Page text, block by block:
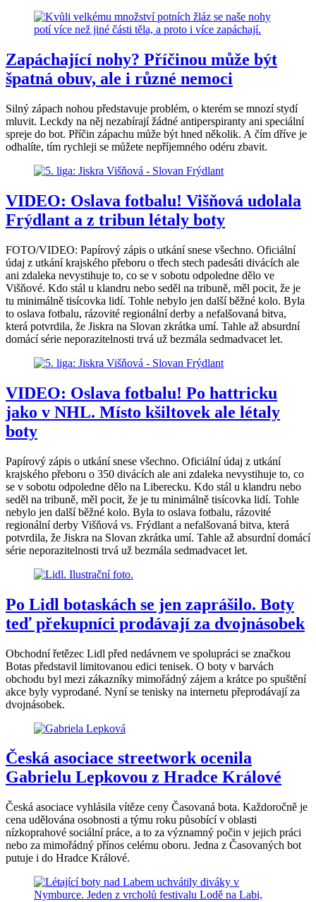
Zapáchající nohy? Příčinou může být
špatná obuv, ale i různé nemoci
Silný zápach nohou představuje problém, o kterém se mnozí stydí
mluvit. Leckdy na něj nezabírají žádné antiperspiranty ani speciální
spreje do bot. Příčin zápachu může být hned několik. A čím dříve je
odhalíte, tím rychleji se můžete nepříjemného odéru zbavit.
VIDEO: Oslava fotbalu! Višňová udolala
Frýdlant a z tribun létaly boty
FOTO/VIDEO: Papírový zápis o utkání snese všechno. Oficiální
údaj z utkání krajského přeboru o třech stech padesáti divácích ale
ani zdaleka nevystihuje to, co se v sobotu odpoledne dělo ve
Višňové. Kdo stál u klandru nebo seděl na tribuně, měl pocit, že je
tu minimálně tisícovka lidí. Tohle nebylo jen další běžné kolo. Byla
to oslava fotbalu, rázovité regionální derby a nefalšovaná bitva,
která potvrdila, že Jiskra na Slovan zkrátka umí. Tahle až absurdní
domácí série neporazitelnosti trvá už bezmála sedmadvacet let.
VIDEO: Oslava fotbalu! Po hattricku
jako v NHL. Místo kšiltovek ale létaly
boty
Papírový zápis o utkání snese všechno. Oficiální údaj z utkání
krajského přeboru o 350 divácích ale ani zdaleka nevystihuje to, co
se v sobotu odpoledne dělo na Liberecku. Kdo stál u klandru nebo
seděl na tribuně, měl pocit, že je tu minimálně tisícovka lidí. Tohle
nebylo jen další běžné kolo. Byla to oslava fotbalu, rázovité
regionální derby Višňová vs. Frýdlant a nefalšovaná bitva, která
potvrdila, že Jiskra na Slovan zkrátka umí. Tahle až absurdní domácí
série neporazitelnosti trvá už bezmála sedmadvacet let.
Po Lidl botaskách se jen zaprášilo. Boty
teď překupníci prodávají za dvojnásobek
Obchodní řetězec Lidl před nedávnem ve spolupráci se značkou
Botas představil limitovanou edici tenisek. O boty v barvách
obchodu byl mezi zákazníky mimořádný zájem a krátce po spuštění
akce byly vyprodané. Nyní se tenisky na internetu přeprodávají za
dvojnásobek.
Česká asociace streetwork ocenila
Gabrielu Lepkovou z Hradce Králové
Česká asociace vyhlásila vítěze ceny Časovaná bota. Každoročně je
cena udělována osobnosti a týmu roku působící v oblasti
nízkoprahové sociální práce, a to za významný počin v jejich práci
nebo za mimořádný přínos celému oboru. Jedna z Časovaných bot
putuje i do Hradce Králové.